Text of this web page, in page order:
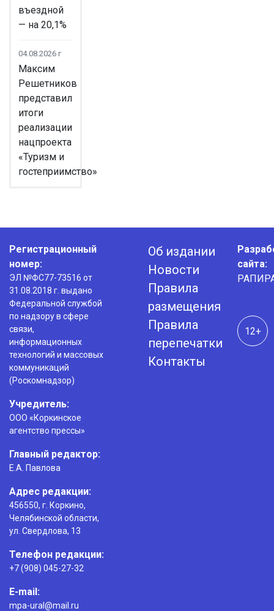
въездной
— на 20,1%
04.08.2026 г
Максим
Решетников
представил
итоги
реализации
нацпроекта
«Туризм и
гостеприимство»
Регистрационный
номер:
ЭЛ №ФС77-73516 от
31.08.2018 г. выдано
Федеральной службой
по надзору в сфере
связи,
информационных
технологий и массовых
коммуникаций
(Роскомнадзор)
Учредитель:
ООО «Коркинское
агентство прессы»
Главный редактор:
Е.А. Павлова
Адрес редакции:
456550, г. Коркино,
Челябинской области,
ул. Свердлова, 13
Телефон редакции:
+7 (908) 045-27-32
E-mail:
mpa-ural@mail.ru
Об издании
Новости
Правила
размещения
Правила
перепечатки
Контакты
сайта:
12+